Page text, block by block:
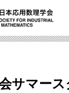
サマー